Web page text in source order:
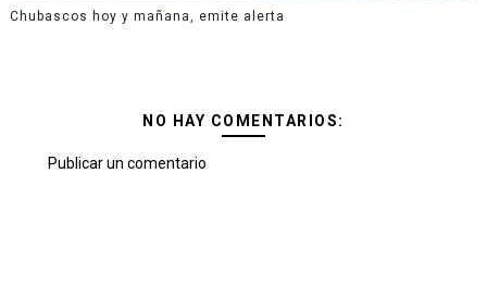
Chubascos hoy y mañana, emite alerta
NO HAY COMENTARIOS:
Publicar un comentario